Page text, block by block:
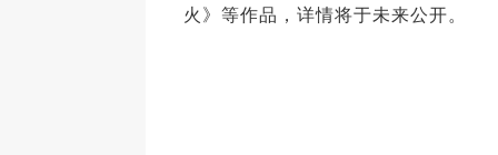
火》等作品，详情将于未来公开。